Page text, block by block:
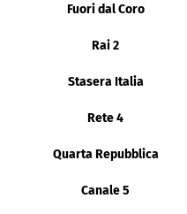
Fuori dal Coro
Rai 2
Stasera Italia
Rete 4
Quarta Repubblica
Canale 5